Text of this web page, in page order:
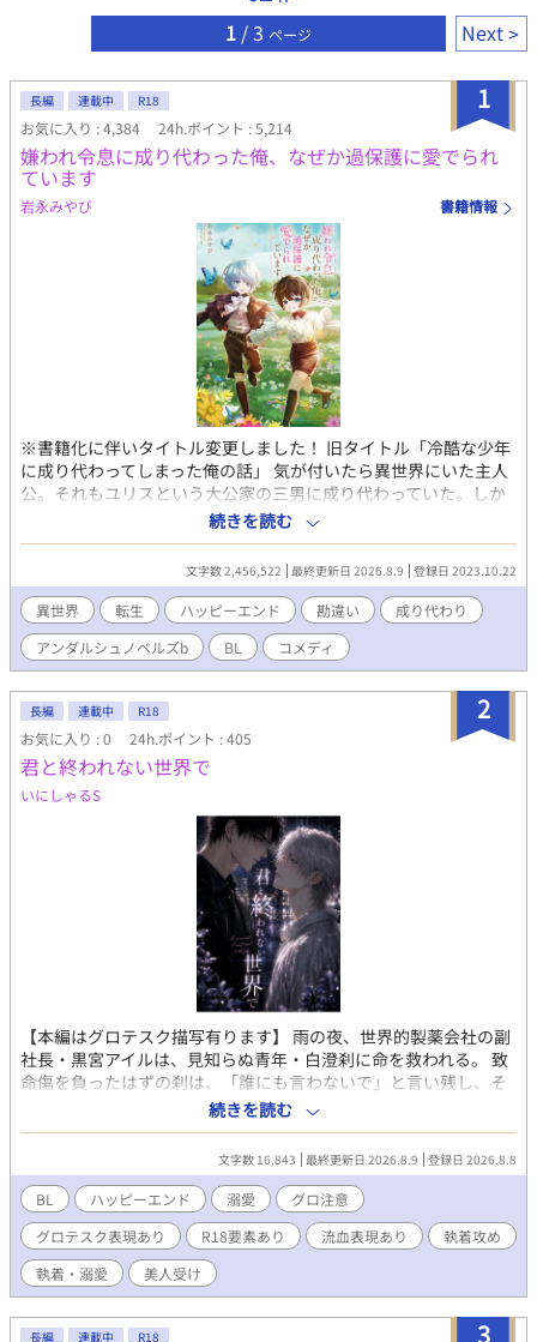
1 / 3 ページ Next
1
長編 連載中 R18
お気に入り : 4,384 24h.ポイント : 5,214
嫌われ令息に成り代わった俺、なぜか過保護に愛でられ
ています
岩永みやび 書籍情報
※書籍化に伴いタイトル変更しました！ 旧タイトル「冷酷な少年
に成り代わってしまった俺の話」 気が付いたら異世界にいた主人
公。それもユリスという大公家の三男に成り代わっていた。しか
もユリスは「ヴィアンの氷の花」と呼ばれるほど冷酷な美少年ら
しい。本来のユリスがあれこれやらかしていたせいで周囲とはな
んだかギクシャク。なんで俺が尻拭いをしないといけないんだ！
知識・記憶一切なしの成り代わり主人公が手探り異世界生活を送
ることに。 突然性格が豹変したユリスに戸惑う周囲を翻弄しつつ
異世界ライフを楽しむお話です。 ※基本ほのぼの路線です。不定
期更新。冒頭から少しですが流血表現あります。苦手な方はご注
意下さい。
続きを読む
文字数 2,456,522 最終更新日 2026.8.9 登録日 2023.10.22
異世界 転生 ハッピーエンド 勘違い
成り代わり
アンダルシュノベルズb
BL コメディ
2
長編 連載中 R18
お気に入り : 0 24h.ポイント : 405
君と終われない世界で
いにしゃるS
【本編はグロテスク描写有ります】 雨の夜、世界的製薬会社の副
社長・黒宮アイルは、見知らぬ青年・白澄刹に命を救われる。 致
命傷を負ったはずの刹は、「誰にも言わないで」と言い残し、そ
の場から姿を消した。 数か月後、再会したアイルは、刹が抱え
る"死ねない"という秘密を知る。 終わりを望む青年と、終わらせ
たくない男。 永遠の命が紡ぐ、現代ファンタジーBL。
続きを読む
文字数 16,843 最終更新日 2026.8.9 登録日 2026.8.8
BL ハッピーエンド 溺愛
グロ注意
グロテスク表現あり
R18要素あり 流血表現あり
執着攻め
執着・溺愛
美人受け
3
長編 連載中 R18